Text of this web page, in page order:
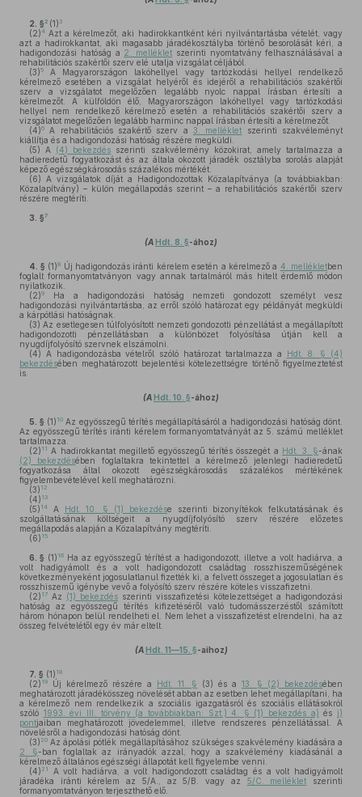
2. §2 (1) 3
(2)4 Azt a kérelmezőt, aki hadirokkantként kéri nyilvántartásba vételét, vagy
azt a hadirokkantat, aki magasabb járadékosztályba történő besorolását kéri, a
hadigondozási hatóság a 2. melléklet szerinti nyomtatvány felhasználásával a
rehabilitációs szakértői szerv elé utalja vizsgálat céljából.
(3)5
A Magyarországon lakóhellyel vagy tartózkodási hellyel rendelkező
kérelmező esetében a vizsgálat helyéről és idejéről a rehabilitációs szakértői
szerv a vizsgálatot megelőzően legalább nyolc nappal írásban értesíti a
kérelmezőt. A külföldön élő, Magyarországon lakóhellyel vagy tartózkodási
hellyel nem rendelkező kérelmező esetén a rehabilitációs szakértői szerv a
vizsgálatot megelőzően legalább harminc nappal írásban értesíti a kérelmezőt.
(4)6 A rehabilitációs szakértő szerv a 3. melléklet szerinti szakvéleményt
kiállítja és a hadigondozási hatóság részére megküldi.
(5) A (4) bekezdés szerinti szakvélemény közokirat, amely tartalmazza a
hadieredetű fogyatkozást és az általa okozott járadék osztályba sorolás alapját
képező egészségkárosodás százalékos mértékét.
(6) A vizsgálatok díját a Hadigondozottak Közalapítványa (a továbbiakban:
Közalapítvány) – külön megállapodás szerint – a rehabilitációs szakértői szerv
részére megtéríti.
3. §7
(AHdt. 8. §-ához)
4. § (1)8 Új hadigondozás iránti kérelem esetén a kérelmező a 4. mellékletben
foglalt formanyomtatványon vagy annak tartalmáról más hitelt érdemlő módon
nyilatkozik.
(2)9
Ha a hadigondozási hatóság nemzeti gondozott személyt vesz
hadigondozási nyilvántartásba, az erről szóló határozat egy példányát megküldi
a kárpótlási hatóságnak.
(3) Az esetlegesen túlfolyósított nemzeti gondozotti pénzellátást a megállapított
hadigondozotti pénzellátásban a különbözet folyósítása útján kell a
nyugdíjfolyósító szervnek elszámolni.
(4) A hadigondozásba vételről szóló határozat tartalmazza a
Hdt. 8. § (4)
bekezdésében meghatározott bejelentési kötelezettségre történő figyelmeztetést
is.
(AHdt. 10. §-ához)
5. § (1) 10 Az egyösszegű térítés megállapításáról a hadigondozási hatóság dönt.
Az egyösszegű térítés iránti kérelem formanyomtatványát az 5. számú melléklet
tartalmazza.
(2) 11 A hadirokkantat megillető egyösszegű térítés összegét a Hdt. 3. §-ának
(2) bekezdésében foglaltakra tekintettel a kérelmező jelenlegi hadieredetű
fogyatkozása által okozott egészségkárosodás százalékos mértékének
figyelembevételével kell meghatározni.
(3) 12
(4) 13
(5) 14 A Hdt. 10. § (1) bekezdése szerinti bizonyítékok felkutatásának és
szolgáltatásának költségeit a nyugdíjfolyósító szerv részére előzetes
megállapodás alapján a Közalapítvány megtéríti.
(6) 15
6. § (1) 16 Ha az egyösszegű térítést a hadigondozott, illetve a volt hadiárva, a
volt hadigyámolt és a volt hadigondozott családtag rosszhiszeműségének
következményeként jogosulatlanul fizették ki, a felvett összeget a jogosulatlan és
rosszhiszemű igénybe vevő a folyósító szerv részére köteles visszafizetni.
(2) 17 Az (1) bekezdés szerinti visszafizetési kötelezettséget a hadigondozási
hatóság az egyösszegű térítés kifizetéséről való tudomásszerzéstől számított
három hónapon belül rendelheti el. Nem lehet a visszafizetést elrendelni, ha az
összeg felvételétől egy év már eltelt.
(AHdt. 11—15. §-aihoz)
7. § (1) 18
(2) 19 Új kérelmező részére a Hdt. 11. § (3) és a 13. § (2) bekezdésében
meghatározott járadékösszeg növelését abban az esetben lehet megállapítani, ha
a kérelmező nem rendelkezik a szociális igazgatásról és szociális ellátásokról
szóló 1993. évi III. törvény (a továbbiakban: Szt.) 4. § (1) bekezdés a) és i)
pontjaiban meghatározott jövedelemmel, illetve rendszeres pénzellátással. A
növelésről a hadigondozási hatóság dönt.
(3) 20 Az ápolási pótlék megállapításához szükséges szakvélemény kiadására a
2. §-ban foglaltak az irányadók azzal, hogy a szakvélemény kiadásánál a
kérelmező általános egészségi állapotát kell figyelembe venni.
(4) 21
A volt hadiárva, a volt hadigondozott családtag és a volt hadigyámolt
járadéka iránti kérelem az 5/A., az 5/B. vagy az 5/C. melléklet szerinti
formanyomtatványon terjeszthető elő.